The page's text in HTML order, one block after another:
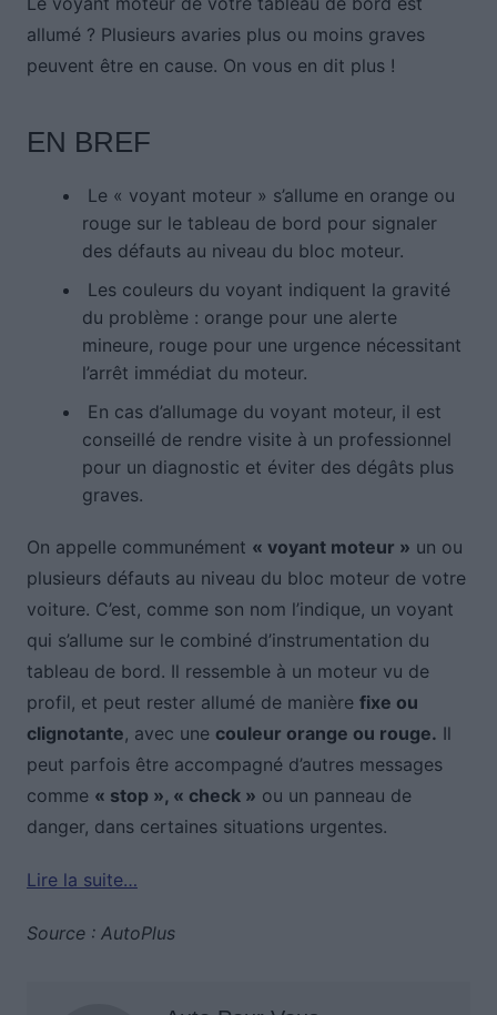
allumé ? Plusieurs avaries plus ou moins graves
peuvent être en cause. On vous en dit plus !
EN BREF
Le « voyant moteur » s’allume en orange ou
rouge sur le tableau de bord pour signaler
des défauts au niveau du bloc moteur.
Les couleurs du voyant indiquent la gravité
du problème : orange pour une alerte
mineure, rouge pour une urgence nécessitant
l’arrêt immédiat du moteur.
En cas d’allumage du voyant moteur, il est
conseillé de rendre visite à un professionnel
pour un diagnostic et éviter des dégâts plus
graves.
On appelle communément « voyant moteur » un ou
plusieurs défauts au niveau du bloc moteur de votre
voiture. C’est, comme son nom l’indique, un voyant
qui s’allume sur le combiné d’instrumentation du
tableau de bord. Il ressemble à un moteur vu de
profil, et peut rester allumé de manière fixe ou
clignotante, avec une couleur orange ou rouge. Il
peut parfois être accompagné d’autres messages
comme « stop », « check » ou un panneau de
danger, dans certaines situations urgentes.
Lire la suite…
Source : AutoPlus